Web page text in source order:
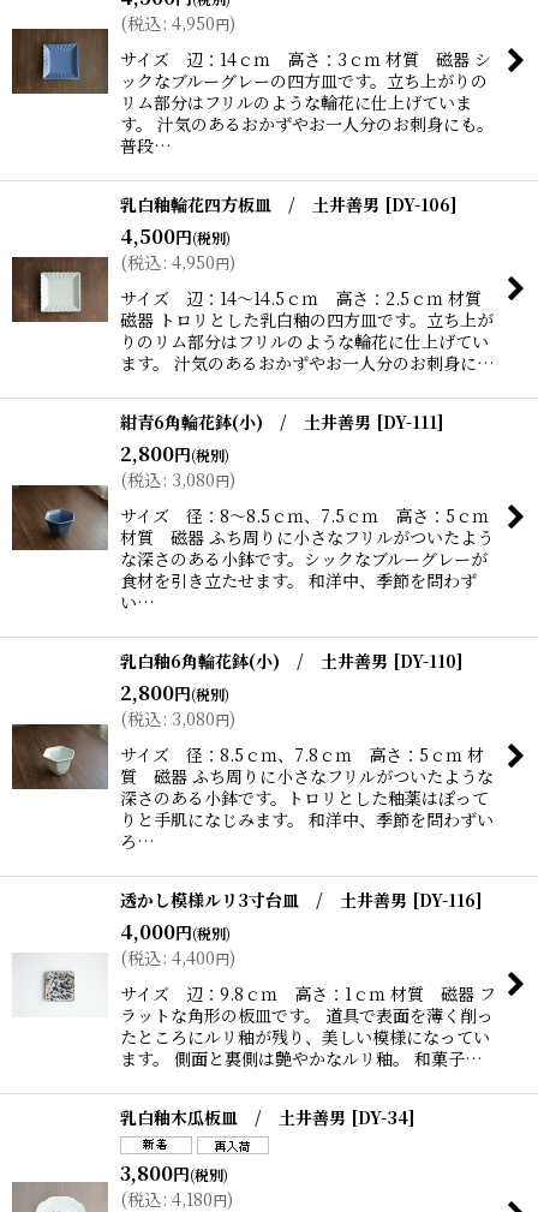
(税込: 4,950円)
サイズ 辺：14ｃｍ 高さ：3ｃｍ 材質 磁器 シ
ックなブルーグレーの四方皿です。立ち上がりの
リム部分はフリルのような輪花に仕上げていま
す。 汁気のあるおかずやお一人分のお刺身にも。
普段…
乳白釉輪花四方板皿 / 土井善男 [DY-106]
4,500円(税別)
(税込: 4,950円)
サイズ 辺：14〜14.5ｃｍ 高さ：2.5ｃｍ 材質
磁器 トロリとした乳白釉の四方皿です。立ち上が
りのリム部分はフリルのような輪花に仕上げてい
ます。 汁気のあるおかずやお一人分のお刺身に…
紺青6角輪花鉢(小) / 土井善男 [DY-111]
2,800円(税別)
(税込: 3,080円)
サイズ 径：8〜8.5ｃｍ、7.5ｃｍ 高さ：5ｃｍ
材質 磁器 ふち周りに小さなフリルがついたよう
な深さのある小鉢です。シックなブルーグレーが
食材を引き立たせます。 和洋中、季節を問わず
い…
乳白釉6角輪花鉢(小) / 土井善男 [DY-110]
2,800円(税別)
(税込: 3,080円)
サイズ 径：8.5ｃｍ、7.8ｃｍ 高さ：5ｃｍ 材
質 磁器 ふち周りに小さなフリルがついたような
深さのある小鉢です。トロリとした釉薬はぽって
りと手肌になじみます。 和洋中、季節を問わずい
ろ…
透かし模様ルリ3寸台皿 / 土井善男 [DY-116]
4,000円(税別)
(税込: 4,400円)
サイズ 辺：9.8ｃｍ 高さ：1ｃｍ 材質 磁器 フ
ラットな角形の板皿です。 道具で表面を薄く削っ
たところにルリ釉が残り、美しい模様になってい
ます。 側面と裏側は艶やかなルリ釉。 和菓子…
乳白釉木瓜板皿 / 土井善男 [DY-34]
3,800円(税別)
(税込: 4,180円)